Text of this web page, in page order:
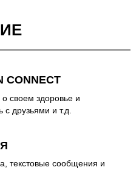
своем здоровье и
друзьями и т.д.
текстовые сообщения и